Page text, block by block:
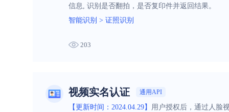
信息, 识别是否翻拍，是否复印件并返回结果。
智能识别 > 证照识别
203
视频实名认证 通用API
【更新时间：2024.04.29】 用户授权后，通过人脸